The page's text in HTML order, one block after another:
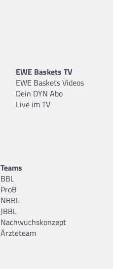
EWE Baskets TV
EWE Baskets Videos
Dein DYN Abo
Live im TV
Teams
BBL
ProB
NBBL
JBBL
Nachwuchskonzept
Ärzteteam